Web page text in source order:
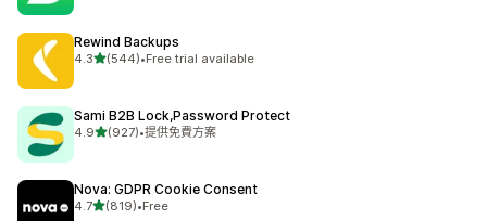
Rewind Backups
4.3滿分 5 顆星
(544)
共有 544 則評價
•Free trial available
Sami B2B Lock,Password Protect
4.9滿分 5 顆星
(927)
共有 927 則評價
•提供免費方案
Nova: GDPR Cookie Consent
4.7滿分 5 顆星
(819)
共有 819 則評價
•Free